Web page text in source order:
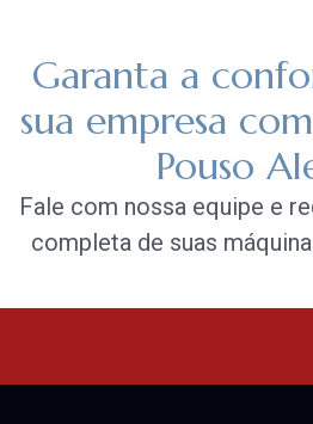
Garanta a
sua empresa
Pouso
Fale com nossa equipe e
completa de suas